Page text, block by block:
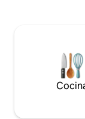
mantas, pero
traer fundas de
nórdicas,
menos que se